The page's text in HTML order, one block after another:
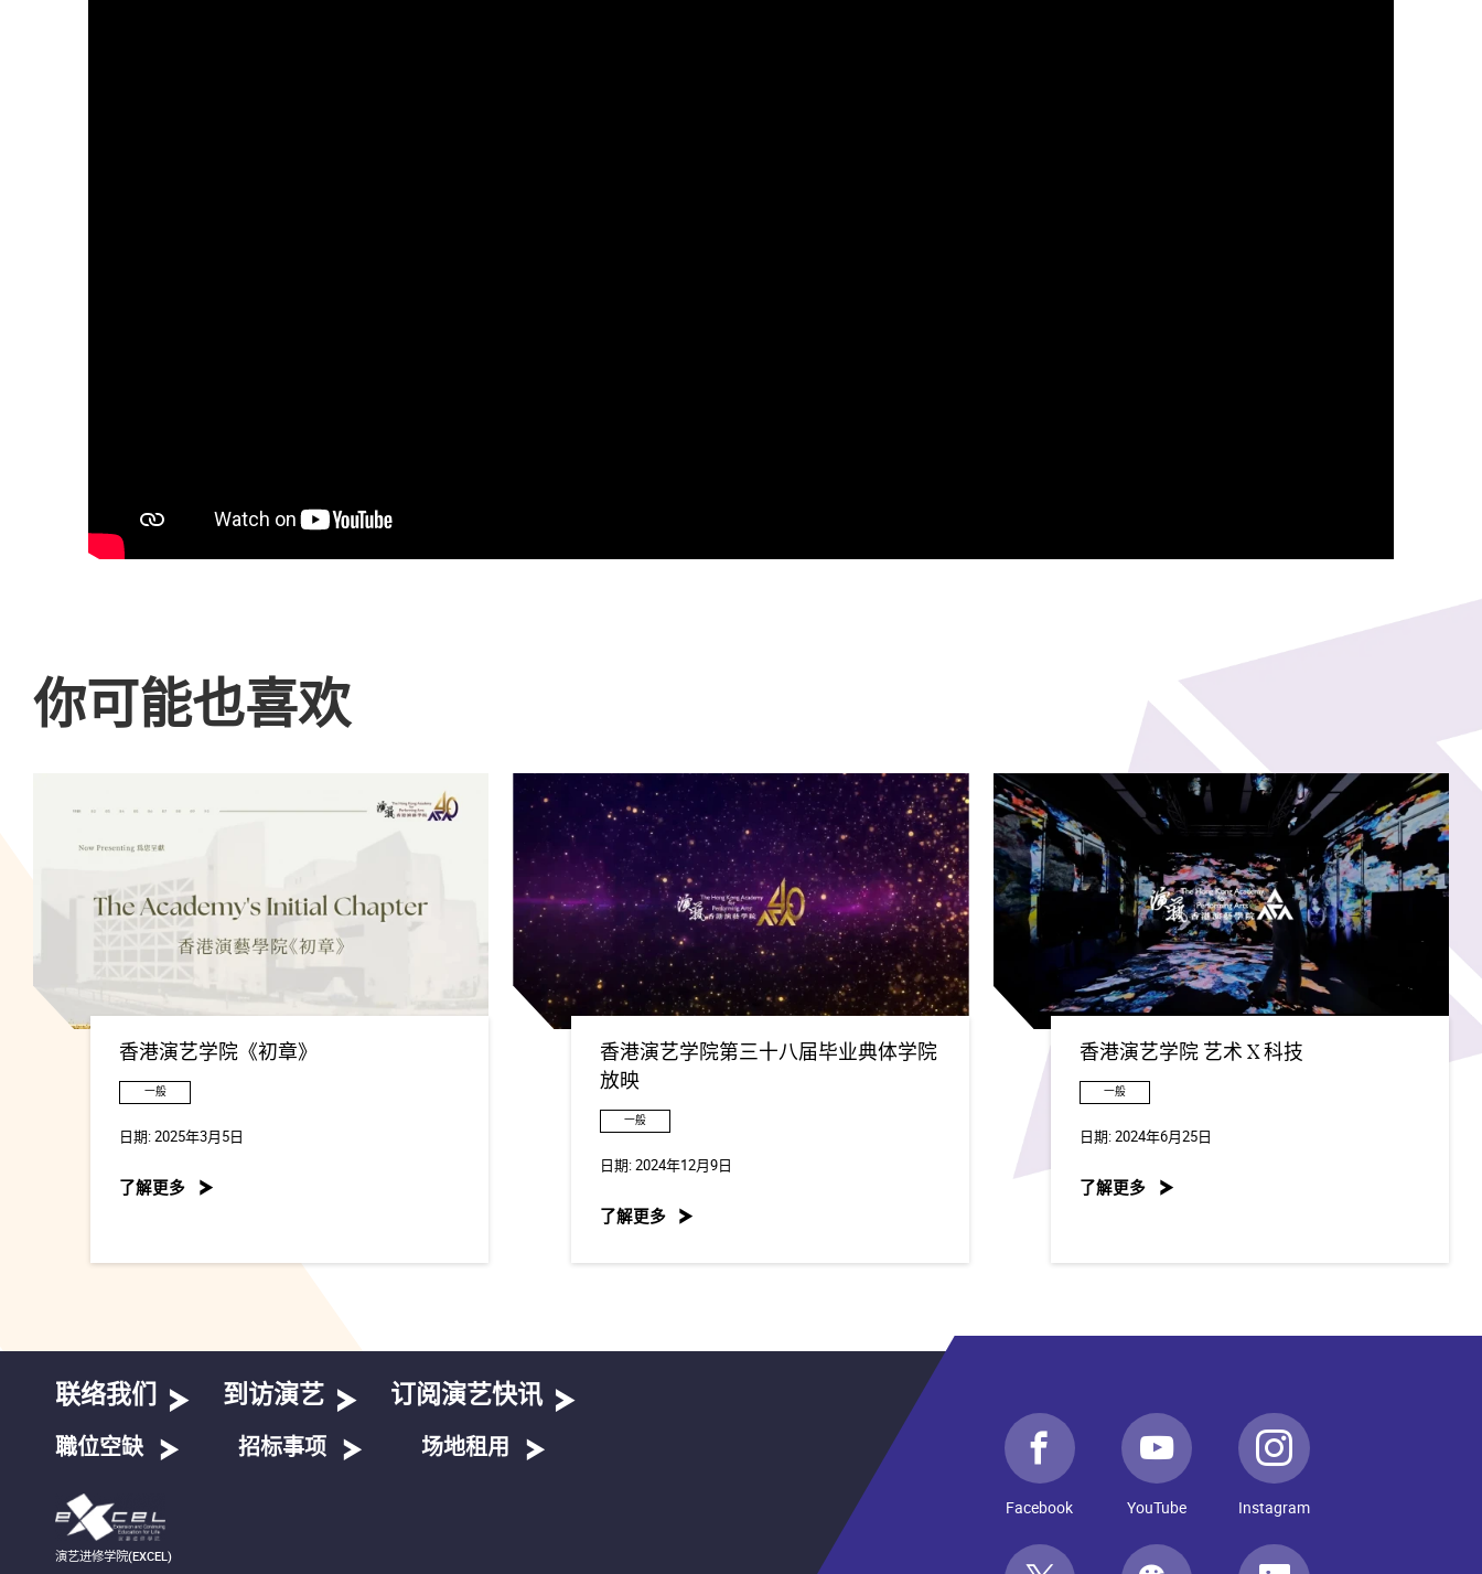
你可能也喜欢
香港演艺学院《初章》
一般
日期:2025年3月5日
了解更多
香港演艺学院第三十八届毕业典体学院
放映
一般
日期:2024年12月9日
了解更多
香港演艺学院 艺术 X 科技
一般
日期:2024年6月25日
了解更多
联络我们 到访演艺 订阅演艺快讯
職位空缺 招标事项 场地租用
演艺进修学院(EXCEL)
Facebook YouTube Instagram